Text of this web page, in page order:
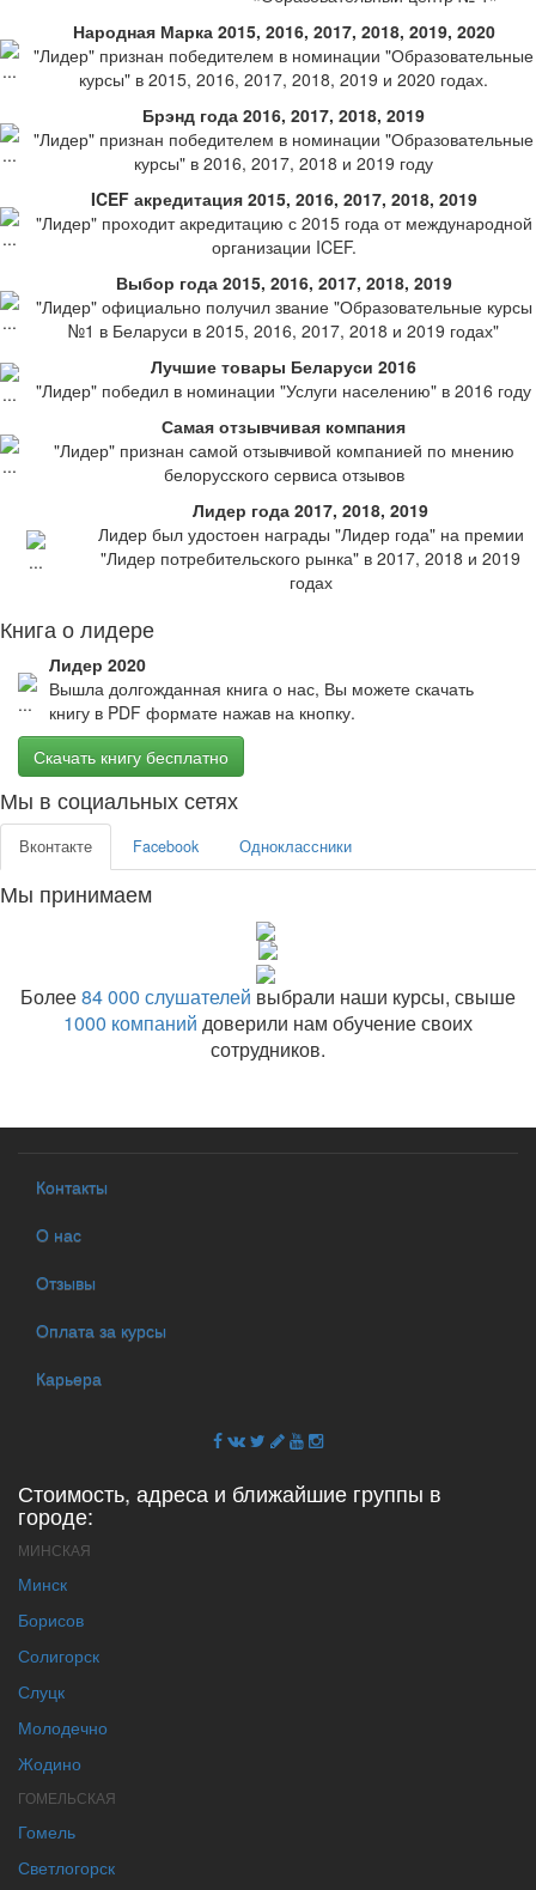
Народная Марка 2015, 2016, 2017, 2018, 2019, 2020
"Лидер" признан победителем в номинации "Образовательные
курсы" в 2015, 2016, 2017, 2018, 2019 и 2020 годах.
Брэнд года 2016, 2017, 2018, 2019
"Лидер" признан победителем в номинации "Образовательные
курсы" в 2016, 2017, 2018 и 2019 году
ICEF акредитация 2015, 2016, 2017, 2018, 2019
"Лидер" проходит акредитацию с 2015 года от международной
организации ICEF.
Выбор года 2015, 2016, 2017, 2018, 2019
"Лидер" официально получил звание "Образовательные курсы
№1 в Беларуси в 2015, 2016, 2017, 2018 и 2019 годах"
Лучшие товары Беларуси 2016
"Лидер" победил в номинации "Услуги населению" в 2016 году
Самая отзывчивая компания
"Лидер" признан самой отзывчивой компанией по мнению
белорусского сервиса отзывов
Лидер года 2017, 2018, 2019
Лидер был удостоен награды "Лидер года" на премии
"Лидер потребительского рынка" в 2017, 2018 и 2019
годах
Книга о лидере
Лидер 2020
Вышла долгожданная книга о нас, Вы можете скачать
книгу в PDF формате нажав на кнопку.
Скачать книгу бесплатно
Мы в социальных сетях
Вконтакте Facebook Одноклассники
Мы принимаем
Более84 000 слушателей выбрали наши курсы, свыше
1000 компаний доверили нам обучение своих
сотрудников.
Контакты
О нас
Отзывы
Оплата за курсы
Карьера
Стоимость, адреса и ближайшие группы в
городе:
МИНСКАЯ
Минск
Борисов
Солигорск
Слуцк
Молодечно
Жодино
ГОМЕЛЬСКАЯ
Гомель
Светлогорск